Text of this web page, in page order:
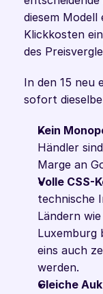
diesem
Klickkosten
des
In den 15 neu
sofort
Kein
Händler
Marge an
Volle CSS-
technische
Ländern
Luxemburg
eins auch
werden.
Gleiche